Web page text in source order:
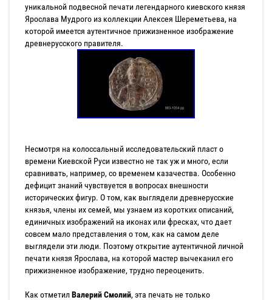
уникальной подвесной печати легендарного киевского князя
Ярослава Мудрого из коллекции Алексея Шереметьева, на
которой имеется аутентичное прижизненное изображение
древнерусского правителя.
Несмотря на колоссальный исследовательский пласт о
времени Киевской Руси известно не так уж и много, если
сравнивать, например, со временем казачества. Особенно
дефицит знаний чувствуется в вопросах внешности
исторических фигур. О том, как выглядели древнерусские
князья, члены их семей, мы узнаем из коротких описаний,
единичных изображений на иконах или фресках, что дает
совсем мало представления о том, как на самом деле
выглядели эти люди. Поэтому открытие аутентичной личной
печати князя Ярослава, на которой мастер вычеканил его
прижизненное изображение, трудно переоценить.
Как отметилВалерий Смолий, эта печать не только